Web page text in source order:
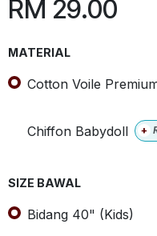
RM 29.00
MATERIAL
Cotton Voile
Chiffon Babydoll +
SIZE BAWAL
Bidang 40" (Kids)